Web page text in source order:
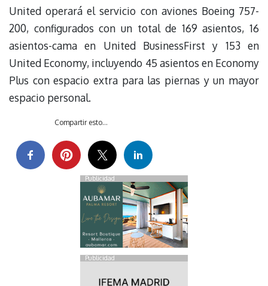
United operará el servicio con aviones Boeing 757-
200, configurados con un total de 169 asientos, 16
asientos-cama en United BusinessFirst y 153 en
United Economy, incluyendo 45 asientos en Economy
Plus con espacio extra para las piernas y un mayor
espacio personal.
Compartir esto...
Publicidad
Publicidad